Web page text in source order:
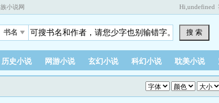
小说网 Hi,undefined
书名 搜 索
历史小说 网游小说 玄幻小说 科幻小说 耽美小说